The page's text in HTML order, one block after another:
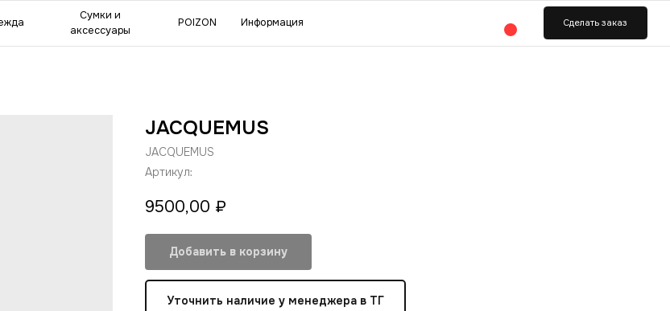
Информация
JACQUEMUS
JACQUEMUS
Артикул:
9500,00 ₽
Добавить в корзину
Уточнить наличие у менеджера в ТГ